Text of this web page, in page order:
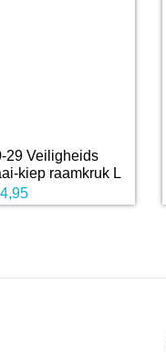
29 Veiligheids
kiep raamkruk L